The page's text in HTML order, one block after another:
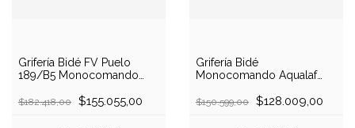
Grifería Bidé FV Puelo
189/B5 Monocomando
Transferencia
$182.418,00 $155.055,00
Grifería Bidé
Monocomando Aqualaf
Flexibles
$150.599,00 $128.009,00